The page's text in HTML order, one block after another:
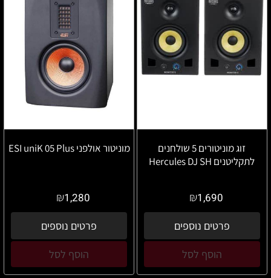
זוג מוניטורים 5 שולחנים
לתקליטנים Hercules DJ SH
₪1,690
פרטים נוספים
הוסף לסל
מוניטור אולפני ESI uniK 05 Plus
₪1,280
פרטים נוספים
הוסף לסל